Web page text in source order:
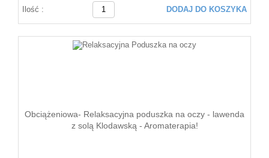
Ilość : DODAJ DO KOSZYKA
Obciążeniowa- Relaksacyjna poduszka na oczy - lawenda
z solą Klodawską - Aromaterapia!